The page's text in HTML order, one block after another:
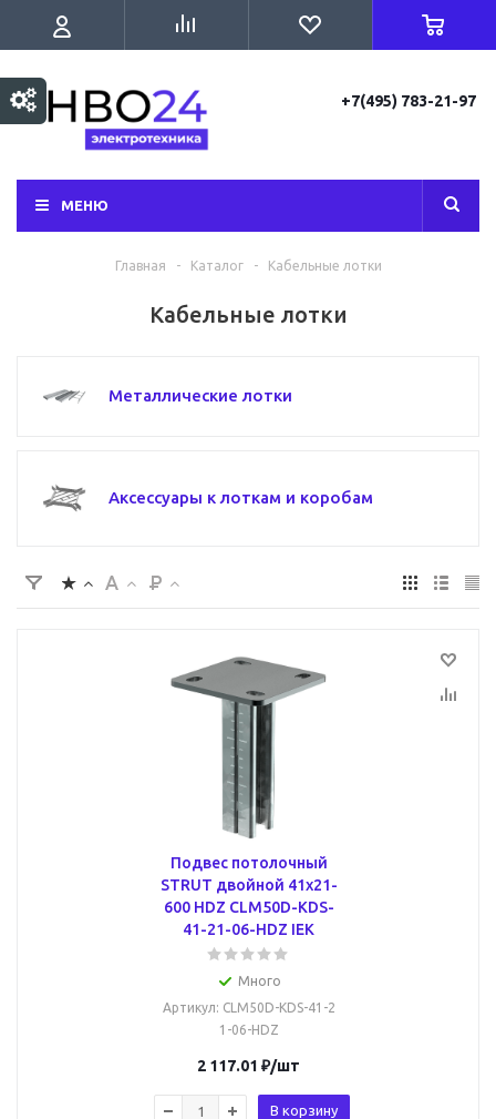
+7(495) 783-21-97
МЕНЮ
Главная - Каталог - Кабельные лотки
Кабельные лотки
Металлические лотки
Аксессуары к лоткам и коробам
Подвес потолочный
STRUT двойной 41х21-
600 HDZ CLM50D-KDS-
41-21-06-HDZ IEK
Много
Артикул: CLM50D-KDS-41-2
1-06-HDZ
2 117.01 ₽/шт
В корзину